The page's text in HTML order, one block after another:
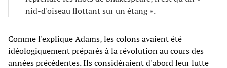
nid-d'oiseau flottant sur un étang ».
Comme l'explique Adams, les colons avaient été
idéologiquement préparés à la révolution au cours des
années précédentes. Ils considéraient d'abord leur lutte